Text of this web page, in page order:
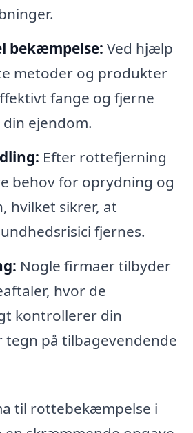
bekæmpelse: Ved hjælp
metoder og produkter
fange og fjerne
ejendom.
Efter rottefjerning
behov for oprydning og
hvilket sikrer, at
fjernes.
Nogle firmaer tilbyder
hvor de
kontrollerer din
tegn på tilbagevendende
til rottebekæmpelse i